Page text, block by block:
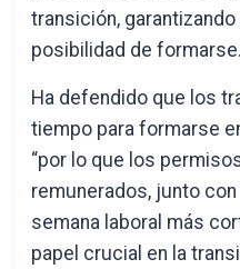
transición,
posibilidad de formarse.
Ha defendido que los
tiempo para formarse
“por lo que los
remunerados, junto
semana laboral más
papel crucial en la